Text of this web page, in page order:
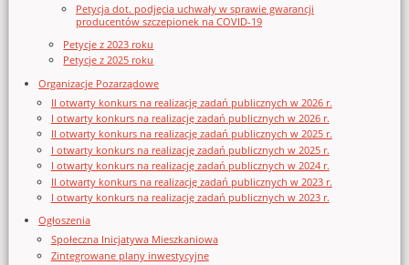
Petycja dot. podjęcia uchwały w sprawie gwarancji
producentów szczepionek na COVID-19
Petycje z 2023 roku
Petycje z 2025 roku
Organizacje Pozarządowe
II otwarty konkurs na realizację zadań publicznych w 2026 r.
I otwarty konkurs na realizację zadań publicznych w 2026 r.
II otwarty konkurs na realizację zadań publicznych w 2025 r.
I otwarty konkurs na realizację zadań publicznych w 2025 r.
I otwarty konkurs na realizację zadań publicznych w 2024 r.
II otwarty konkurs na realizację zadań publicznych w 2023 r.
I otwarty konkurs na realizację zadań publicznych w 2023 r.
Ogłoszenia
Społeczna Inicjatywa Mieszkaniowa
Zintegrowane plany inwestycyjne